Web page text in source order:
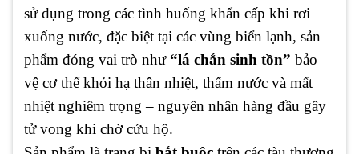
sử dụng trong các tình huống khẩn cấp khi rơi
xuống nước, đặc biệt tại các vùng biển lạnh, sản
phẩm đóng vai trò như “lá chắn sinh tồn” bảo
vệ cơ thể khỏi hạ thân nhiệt, thấm nước và mất
nhiệt nghiêm trọng – nguyên nhân hàng đầu gây
tử vong khi chờ cứu hộ.